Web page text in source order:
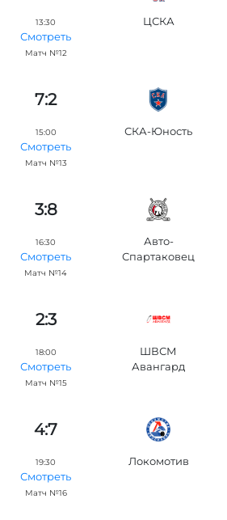
13:30
Смотреть
Матч №12
ЦСКА
7:2
15:00
Смотреть
Матч №13
СКА-Юность
3:8
16:30
Смотреть
Матч №14
Авто-
Спартаковец
2:3
18:00
Смотреть
Матч №15
ШВСМ
Авангард
4:7
19:30
Смотреть
Матч №16
Локомотив